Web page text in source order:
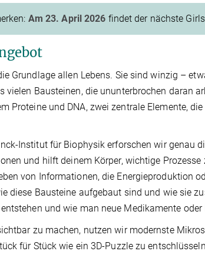
Am 23. April 2026 findet der nächste
Grundlage allen Lebens. Sie sind winzig –
vielen Bausteinen, die ununterbrochen daran
Proteine und DNA, zwei zentrale Elemente,
Institut für Biophysik erforschen wir genau
und hilft deinem Körper, wichtige
von Informationen, die Energieproduktion
diese Bausteine aufgebaut sind und wie sie
und wie man neue Medikamente
zu machen, nutzen wir modernste
für Stück wie ein 3D-Puzzle zu